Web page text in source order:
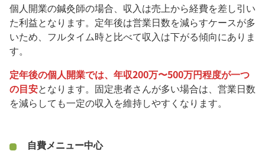
個人開業の鍼灸師の場合、収入は売上から経費を差し引い
た利益となります。定年後は営業日数を減らすケースが多
いため、フルタイム時と比べて収入は下がる傾向にありま
す。
定年後の個人開業では、年収200万〜500万円程度が一つ
の目安となります。固定患者さんが多い場合は、営業日数
を減らしても一定の収入を維持しやすくなります。
自費メニュー中心